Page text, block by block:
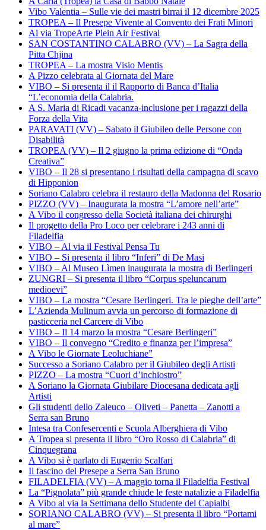
Vibo Valentia – Sulle vie dei mastri birrai il 12 dicembre 2025
TROPEA – Il Presepe Vivente al Convento dei Frati Minori
Al via TropeArte Plein Air Festival
SAN COSTANTINO CALABRO (VV) – La Sagra della
Pitta Chjina
TROPEA – La mostra Visio Mentis
A Pizzo celebrata al Giornata del Mare
VIBO – Si presenta il il Rapporto di Banca d’Italia
“L’economia della Calabria.
A S. Maria di Ricadi vacanza-inclusione per i ragazzi della
Forza della Vita
PARAVATI (VV) – Sabato il Giubileo delle Persone con
Disabilità
TROPEA (VV) – Il 2 giugno la prima edizione di “Onda
Creativa”
VIBO – Il 28 si presentano i risultati della campagna di scavo
di Hipponion
Soriano Calabro celebra il restauro della Madonna del Rosario
PIZZO (VV) – Inaugurata la mostra “L’amore nell’arte”
A Vibo il congresso della Società italiana dei chirurghi
Il progetto della Pro Loco per celebrare i 243 anni di
Filadelfia
VIBO – Al via il Festival Pensa Tu
VIBO – Si presenta il libro “Inferi” di De Masi
VIBO – Al Museo Lìmen inaugurata la mostra di Berlingeri
ZUNGRI – Si presenta il libro “Corpus speluncarum
medioevi”
VIBO – La mostra “Cesare Berlingeri. Tra le pieghe dell’arte”
L’Azienda Mulinum avvia un percorso di formazione di
pasticceria nel Carcere di Vibo
VIBO – Il 14 marzo la mostra “Cesare Berlingeri”
VIBO – Il convegno “Credito e finanza per l’impresa”
A Vibo le Giornate Leoluchiane”
Successo a Soriano Calabro per il Giubileo degli Artisti
PIZZO – La mostra “Cuori d’inchiostro”
A Soriano la Giornata Giubilare Diocesana dedicata agli
Artisti
Gli studenti dello Zaleuco – Oliveti – Panetta – Zanotti a
Serra san Bruno
Intesa tra Confesercenti e Scuola Alberghiera di Vibo
A Tropea si presenta il libro “Oro Rosso di Calabria” di
Cinquegrana
A Vibo si è parlato di Eugenio Scalfari
Il fascino del Presepe a Serra San Bruno
FILADELFIA (VV) – A maggio torna il Filadelfia Festival
La “Pignolata” più grande chiude le feste natalizie a Filadelfia
A Vibo al via la Settimana dello Studente del Capialbi
SORIANO CALABRO (VV) – Si presenta il libro “Portami
al mare”